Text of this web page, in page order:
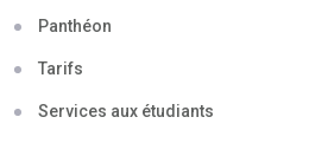
Panthéon
Tarifs
Services aux étudiants